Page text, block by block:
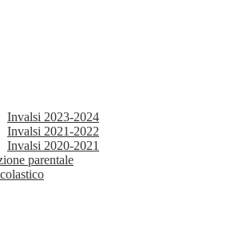
Invalsi 2023-2024
Invalsi 2021-2022
Invalsi 2020-2021
parentale